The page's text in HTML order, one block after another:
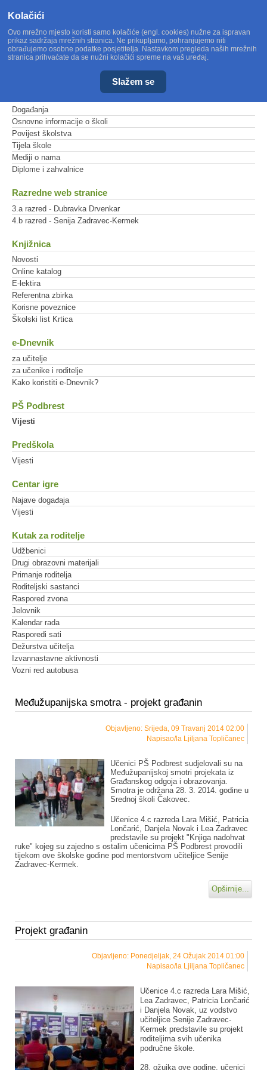
Događanja
Osnovne informacije o školi
Povijest školstva
Tijela škole
Mediji o nama
Diplome i zahvalnice
Razredne web stranice
3.a razred - Dubravka Drvenkar
4.b razred - Senija Zadravec-Kermek
Knjižnica
Novosti
Online katalog
E-lektira
Referentna zbirka
Korisne poveznice
Školski list Krtica
e-Dnevnik
za učitelje
za učenike i roditelje
Kako koristiti e-Dnevnik?
PŠ Podbrest
Vijesti
Predškola
Vijesti
Centar igre
Najave događaja
Vijesti
Kutak za roditelje
Udžbenici
Drugi obrazovni materijali
Primanje roditelja
Roditeljski sastanci
Raspored zvona
Jelovnik
Kalendar rada
Rasporedi sati
Dežurstva učitelja
Izvannastavne aktivnosti
Vozni red autobusa
Međužupanijska smotra - projekt građanin
Objavljeno: Srijeda, 09 Travanj 2014 02:00
Napisao/la Ljiljana Topličanec
Učenici PŠ Podbrest sudjelovali su na
Međužupanijskoj smotri projekata iz
Građanskog odgoja i obrazovanja.
Smotra je održana 28. 3. 2014. godine u
Srednoj školi Čakovec.
Učenice 4.c razreda Lara Mišić, Patricia
Lončarić, Danjela Novak i Lea Zadravec
predstavile su projekt "Knjiga nadohvat
ruke" kojeg su zajedno s ostalim učenicima PŠ Podbrest provodili
tijekom ove školske godine pod mentorstvom učiteljice Senije
Zadravec-Kermek.
Opširnije...
Projekt građanin
Objavljeno: Ponedjeljak, 24 Ožujak 2014 01:00
Napisao/la Ljiljana Topličanec
Učenice 4.c razreda Lara Mišić,
Lea Zadravec, Patricia Lončarić
i Danjela Novak, uz vodstvo
učiteljice Senije Zadravec-
Kermek predstavile su projekt
roditeljima svih učenika
područne škole.
28. ožujka ove godine, učenici
Kolačići
Ovo mrežno mjesto koristi samo kolačiće (engl. cookies) nužne za ispravan
prikaz sadržaja mrežnih stranica. Ne prikupljamo, pohranjujemo niti
obrađujemo osobne podatke posjetitelja. Nastavkom pregleda naših mrežnih
stranica prihvaćate da se nužni kolačići spreme na vaš uređaj.
Slažem se